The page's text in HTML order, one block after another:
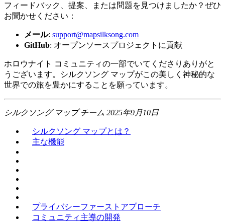
フィードバック、提案、または問題を見つけましたか？ぜひ
お聞かせください：
メール: support@mapsilksong.com
GitHub: オープンソースプロジェクトに貢献
ホロウナイト コミュニティの一部でいてくださりありがと
うございます。シルクソング マップがこの美しく神秘的な
世界での旅を豊かにすることを願っています。
シルクソング マップ チーム 2025年9月10日
シルクソング マップとは？
主な機能
プライバシーファーストアプローチ
コミュニティ主導の開発